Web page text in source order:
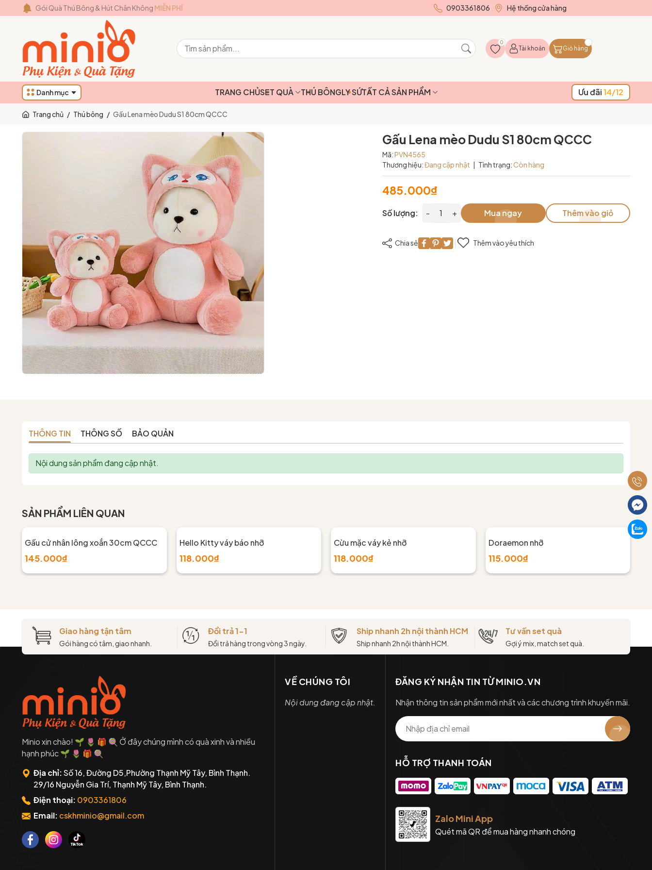
Gói Quà Thú Bông & Hút Chân Không MIỄN PHÍ 0903361806 Hệ thống cửa hàng
0
Tài khoản Giỏ hàng
Danh mục TRANG CHỦSET QUÀ THÚ BÔNGLY SỨTẤT CẢ SẢN PHẨM Ưu đãi14/12
Trang chủ / Thú bông / Gấu Lena mèo Dudu S1 80cm QCCC
Gấu Lena mèo Dudu S1 80cm QCCC
Mã:PVN4565
Thương hiệu:Đang cập nhật | Tình trạng:Còn hàng
485.000₫
Số lượng: - + Mua ngay Thêm vào giỏ
Chia sẻ Thêm vào yêu thích
THÔNG TIN THÔNG SỐ BẢO QUẢN
Nội dung sản phẩm đang cập nhật.
SẢN PHẨM LIÊN QUAN
Gấu cử nhân lông xoắn 30cm QCCC
145.000₫
Hello Kitty váy báo nhỡ
118.000₫
Cừu mặc váy kẻ nhỡ
118.000₫
Doraemon nhỡ
115.000₫
Giao hàng tận tâm
Gói hàng có tâm, giao nhanh.
Đổi trả 1-1
Đổi trả hàng trong vòng 3 ngày.
Ship nhanh 2h nội thành HCM
Ship nhanh 2h nội thành HCM.
Tư vấn set quà
Gợi ý mix, match set quà.
Minio xin chào! 🌱 🌷 🎁 🍭 Ở đây chúng mình có quà xinh và nhiều
hạnh phúc 🌱 🌷 🎁 🍭
Địa chỉ:Số 16, Đường D5,Phường Thạnh Mỹ Tây, Bình Thạnh.
29/16 Nguyễn Gia Trí, Thạnh Mỹ Tây, Bình Thạnh.
Điện thoại: 0903361806
Email: cskhminio@gmail.com
VỀ CHÚNG TÔI
Nội dung đang cập nhật.
ĐĂNG KÝ NHẬN TIN TỪ MINIO.VN
Nhận thông tin sản phẩm mới nhất và các chương trình khuyến mãi.
HỖ TRỢ THANH TOÁN
Zalo Mini App
Quét mã QR để mua hàng nhanh chóng